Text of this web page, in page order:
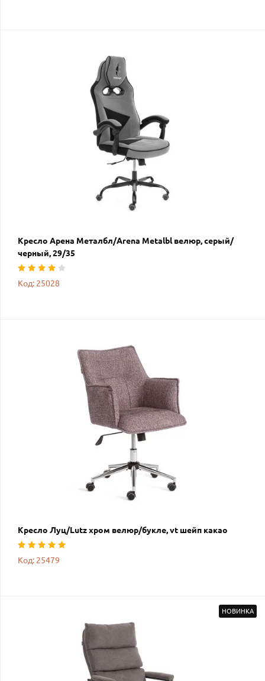
Кресло Арена Металбл/Arena Metalbl велюр, серый/
черный, 29/35
Код: 25028
Кресло Луц/Lutz хром велюр/букле, vt шейп какао
Код: 25479
НОВИНКА